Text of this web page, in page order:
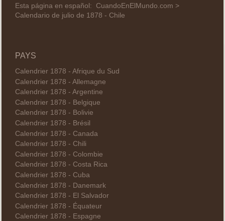
Esta página en español: CuandoEnElMundo.com >
Calendario de julio de 1878 - Chile
PAYS
Calendrier 1878 - Afrique du Sud
Calendrier 1878 - Allemagne
Calendrier 1878 - Argentine
Calendrier 1878 - Belgique
Calendrier 1878 - Bolivie
Calendrier 1878 - Brésil
Calendrier 1878 - Canada
Calendrier 1878 - Chili
Calendrier 1878 - Colombie
Calendrier 1878 - Costa Rica
Calendrier 1878 - Cuba
Calendrier 1878 - Danemark
Calendrier 1878 - El Salvador
Calendrier 1878 - Équateur
Calendrier 1878 - Espagne